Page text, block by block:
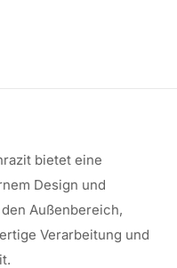
bietet eine
Design und
Außenbereich,
Verarbeitung und